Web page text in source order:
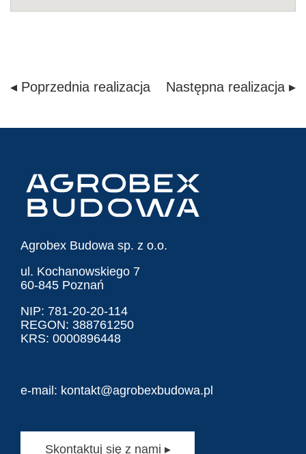
◂ Poprzednia realizacja Następna realizacja ▸
Agrobex Budowa sp. z o.o.
ul. Kochanowskiego 7
60-845 Poznań
NIP: 781-20-20-114
REGON: 388761250
KRS: 0000896448
e-mail: kontakt@agrobexbudowa.pl
Skontaktuj się z nami ▸